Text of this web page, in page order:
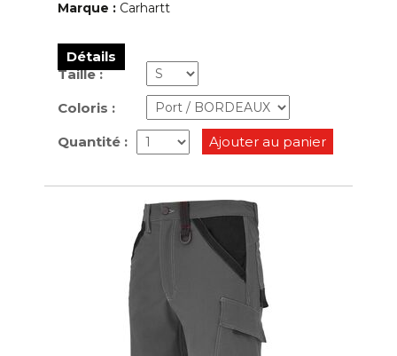
Marque : Carhartt
Détails
Taille :
Coloris :
Quantité : Ajouter au panier